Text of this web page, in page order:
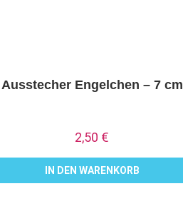
Ausstecher Engelchen – 7 cm
2,50 €
IN DEN WARENKORB